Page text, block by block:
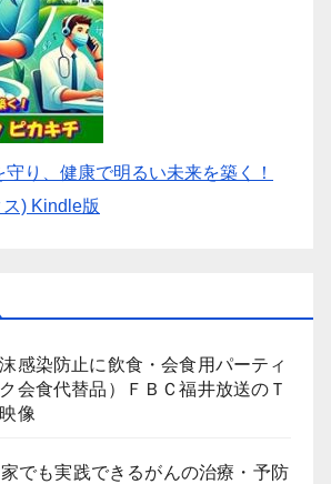
り、健康で明るい未来を築く！
) Kindle版
感染防止に飲食・会食用パーティ
会食代替品）ＦＢＣ福井放送のＴ
像
でも実践できるがんの治療・予防